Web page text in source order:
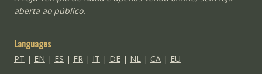
aberta ao público.
Languages
PT | EN | ES | FR| IT | DE| NL| CA| EU